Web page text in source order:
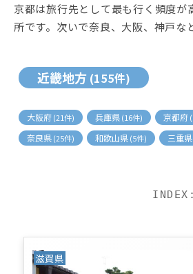
京都は旅行先として最も行く頻度が
所です。次いで奈良、大阪、神戸な
近畿地方 (155件)
大阪府(21件) 兵庫県(16件) 京都府
奈良県(25件) 和歌山県(5件) 三重県
滋賀県